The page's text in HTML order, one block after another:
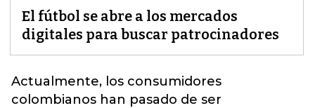
El fútbol se abre a los mercados
digitales para buscar patrocinadores
Actualmente, los consumidores
colombianos han pasado de ser